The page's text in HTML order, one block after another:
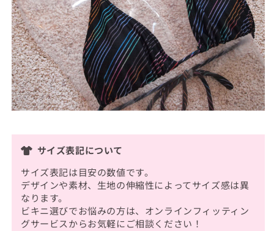
サイズ表記について
サイズ表記は目安の数値です。
デザインや素材、生地の伸縮性によってサイズ感は異
なります。
ビキニ選びでお悩みの方は、オンラインフィッティン
グサービスからお気軽にご相談ください！